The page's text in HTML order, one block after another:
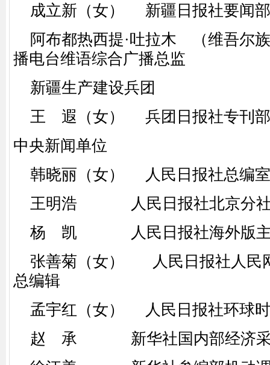
成立新（女） 新疆日报社要闻
阿布都热西提·吐拉木 （维吾尔
播电台维语综合广播总监
新疆生产建设兵团
王 遐（女） 兵团日报社专刊部
中央新闻单位
韩晓丽（女） 人民日报社总编
王明浩 人民日报社北京分社
杨 凯 人民日报社海外版主
张善菊（女） 人民日报社人民
总编辑
孟宇红（女） 人民日报社环球时
赵 承 新华社国内部经济采